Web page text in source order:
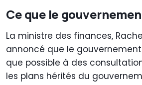
Ce que le
La ministre des finances,
annoncé que le
que possible à des
les plans hérités du